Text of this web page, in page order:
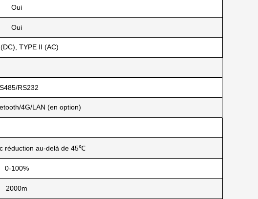
Oui
Oui
TYPE II (AC)
RS232
4G/LAN (en option)
réduction au-delà de 45℃
0-100%
2000m